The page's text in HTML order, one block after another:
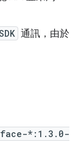
通訊，由於
*:1.3.0-